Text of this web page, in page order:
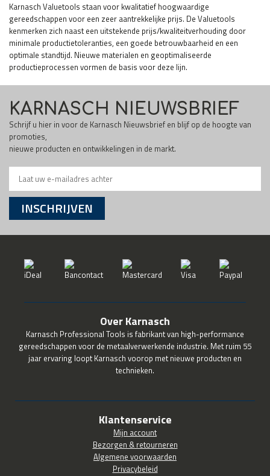
Karnasch Valuetools staan voor kwalitatief hoogwaardige
gereedschappen voor een zeer aantrekkelijke prijs. De Valuetools
kenmerken zich naast een uitstekende prijs/kwaliteitverhouding door
minimale productietoleranties, een goede betrouwbaarheid en een
optimale standtijd. Nieuwe materialen en geoptimaliseerde
productieprocessen vormen de basis voor deze lijn.
KARNASCH NIEUWSBRIEF
Schrijf u hier in voor de Karnasch Nieuwsbrief en blijf op de hoogte van
promoties,
nieuwe producten en ontwikkelingen in de markt.
INSCHRIJVEN
Over Karnasch
Karnasch Professional Tools is fabrikant van high-performance
gereedschappen voor de metaalverwerkende industrie. Met ruim 55
jaar ervaring loopt Karnasch voorop met nieuwe producten en
technieken.
Klantenservice
Mijn account
Bezorgen & retourneren
Algemene voorwaarden
Privacybeleid